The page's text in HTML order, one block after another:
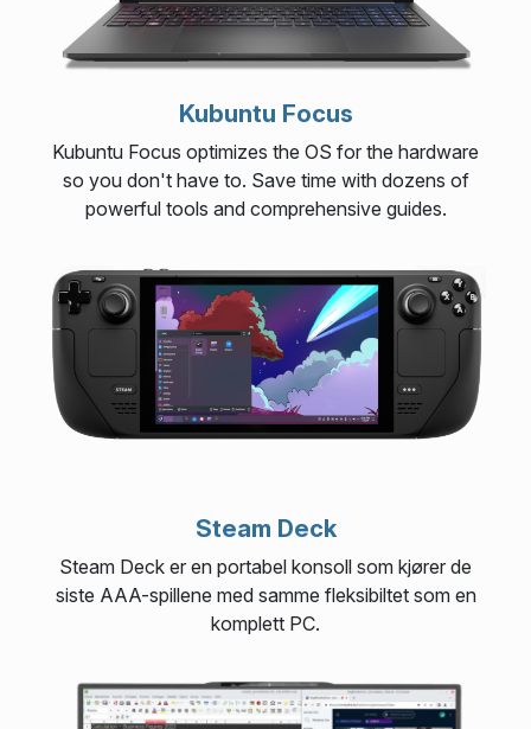
Kubuntu Focus
Kubuntu Focus optimizes the OS for the hardware
so you don't have to. Save time with dozens of
powerful tools and comprehensive guides.
Steam Deck
Steam Deck er en portabel konsoll som kjører de
siste AAA-spillene med samme fleksibiltet som en
komplett PC.